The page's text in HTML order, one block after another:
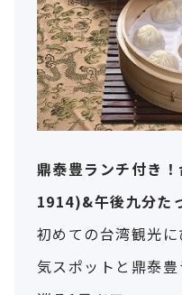
鼎泰豊ランチ付き
1914)&午後九分た
初めての台湾観光
気スポットと鼎泰